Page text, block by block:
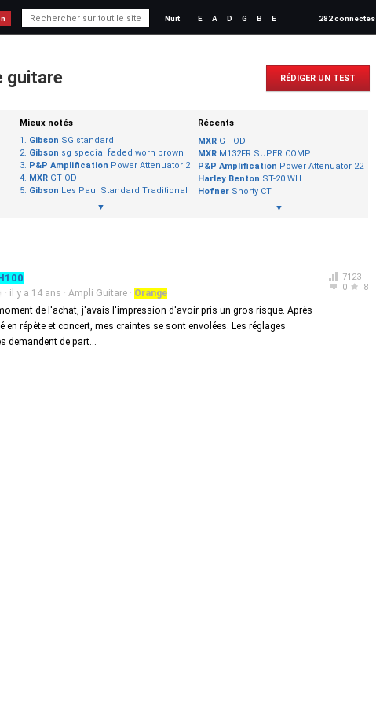
Nuit E A D G B E 282 connectés
guitare RÉDIGER UN TEST
Mieux notés
Gibson SG standard
Gibson sg special faded worn brown
P&P Amplification Power Attenuator 22
MXR GT OD
Gibson Les Paul Standard Traditional Pro
▼
Récents
MXR GT OD
MXR M132FR SUPER COMP
P&P Amplification Power Attenuator 22
Harley Benton ST-20 WH
Hofner Shorty CT
▼
7123
0
8
· il y a 14 ans · Ampli Guitare · Orange
de l'achat, j'avais l'impression d'avoir pris un gros risque. Après
en répète et concert, mes craintes se sont envolées. Les réglages
demandent de part...